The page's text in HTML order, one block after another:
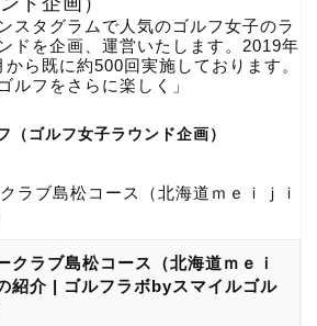
スタグラムで人気のゴルフ女子のラ
ドを企画、運営いたします。2019年
から既に約500回実施しております。
ゴルフをさらに楽しく」
（ゴルフ女子ラウンド企画）
ラブ島松コース（北海道ｍｅｉｊｉ
クラブ島松コース（北海道ｍｅｉ
紹介 | ゴルフラボbyスマイルゴル